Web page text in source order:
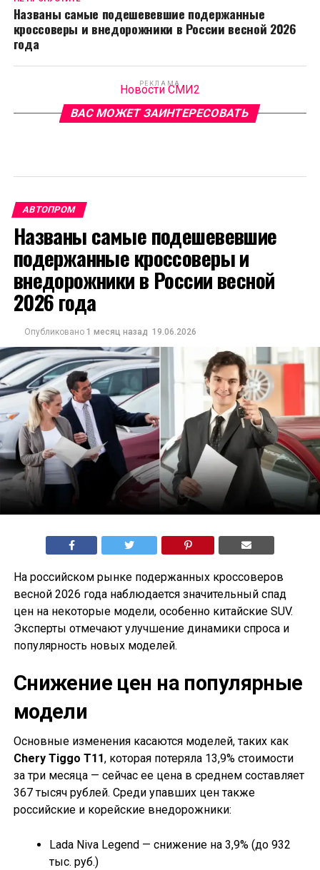
Названы самые подешевевшие подержанные
кроссоверы и внедорожники в России весной 2026
года
РЕКЛАМА
Новости СМИ2
ВАС МОЖЕТ ЗАИНТЕРЕСОВАТЬ
АВТОПРОМ
Названы самые подешевевшие
подержанные кроссоверы и
внедорожники в России весной
2026 года
Опубликовано 1 месяц назад 19.06.2026
На российском рынке подержанных кроссоверов
весной 2026 года наблюдается значительный спад
цен на некоторые модели, особенно китайские SUV.
Эксперты отмечают улучшение динамики спроса и
популярность новых моделей.
Снижение цен на популярные
модели
Основные изменения касаются моделей, таких как
Chery Tiggo T11, которая потеряла 13,9% стоимости
за три месяца — сейчас ее цена в среднем составляет
367 тысяч рублей. Среди упавших цен также
российские и корейские внедорожники:
Lada Niva Legend — снижение на 3,9% (до 932
тыс. руб.)